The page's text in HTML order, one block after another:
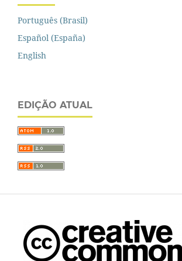
Português (Brasil)
Español (España)
English
EDIÇÃO ATUAL